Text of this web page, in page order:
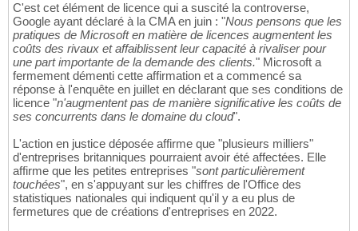
C'est cet élément de licence qui a suscité la controverse,
Google ayant déclaré à la CMA en juin : "Nous pensons que les
pratiques de Microsoft en matière de licences augmentent les
coûts des rivaux et affaiblissent leur capacité à rivaliser pour
une part importante de la demande des clients." Microsoft a
fermement démenti cette affirmation et a commencé sa
réponse à l'enquête en juillet en déclarant que ses conditions de
licence "n'augmentent pas de manière significative les coûts de
ses concurrents dans le domaine du cloud".
L'action en justice déposée affirme que "plusieurs milliers"
d'entreprises britanniques pourraient avoir été affectées. Elle
affirme que les petites entreprises "sont particulièrement
touchées", en s'appuyant sur les chiffres de l'Office des
statistiques nationales qui indiquent qu'il y a eu plus de
fermetures que de créations d'entreprises en 2022.